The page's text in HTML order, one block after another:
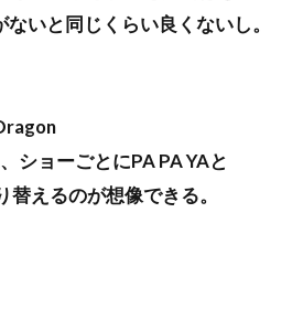
いと同じくらい良くないし。
ショーごとにPA PA YAと
替えるのが想像できる。